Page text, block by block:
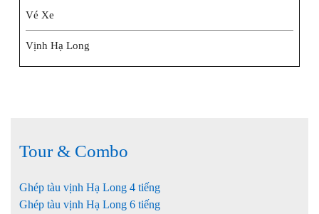
Vé Xe
Vịnh Hạ Long
Tour & Combo
Ghép tàu vịnh Hạ Long 4 tiếng
Ghép tàu vịnh Hạ Long 6 tiếng